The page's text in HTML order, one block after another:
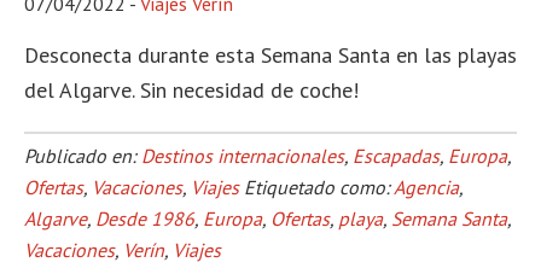
Desconecta durante esta Semana Santa en las playas
del Algarve. Sin necesidad de coche!
Publicado en: Destinos internacionales, Escapadas, Europa,
Ofertas, Vacaciones, Viajes Etiquetado como:Agencia,
Algarve, Desde 1986, Europa, Ofertas, playa, Semana Santa,
Vacaciones, Verín, Viajes